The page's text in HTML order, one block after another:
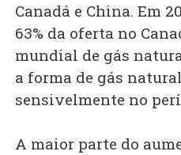
Canadá e China. Em
63% da oferta no
mundial de gás
a forma de gás
sensivelmente no
A maior parte do